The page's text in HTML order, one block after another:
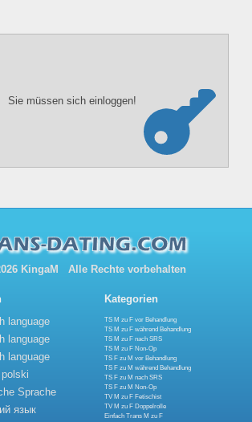
Sie müssen sich einloggen!
KingaM Alle Rechte vorbehalten
language
language
language
Sprache
язык
Kategorien
TS M zu F vor Behandlung
TS M zu F während Behandlung
TS M zu F nach SRS
TS M zu F Non-Op
TS F zu M vor Behandlung
TS F zu M während Behandlung
TS F zu M nach SRS
TS F zu M Non-Op
TV M zu F Fetischist
TV M zu F Doppelrolle
Einfach Trans M zu F